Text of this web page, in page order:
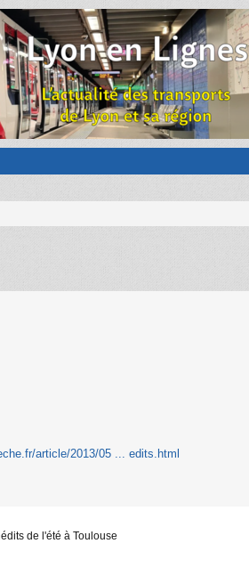
article/2013/05 ... edits.html
de l'été à Toulouse